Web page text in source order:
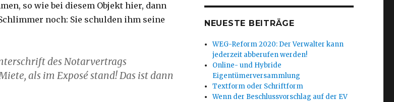
so wie bei diesem Objekt hier, dann
noch: Sie schulden ihm seine
des Notarvertrags
als im Exposé stand! Das ist dann
NEUESTE BEITRÄGE
WEG-Reform 2020: Der Verwalter kann
jederzeit abberufen werden!
Online- und Hybride
Eigentümerversammlung
Textform oder Schriftform
Wenn der Beschlussvorschlag auf der EV